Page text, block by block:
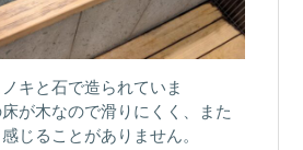
キと石で造られていま
が木なので滑りにくく、また
じることがありません。